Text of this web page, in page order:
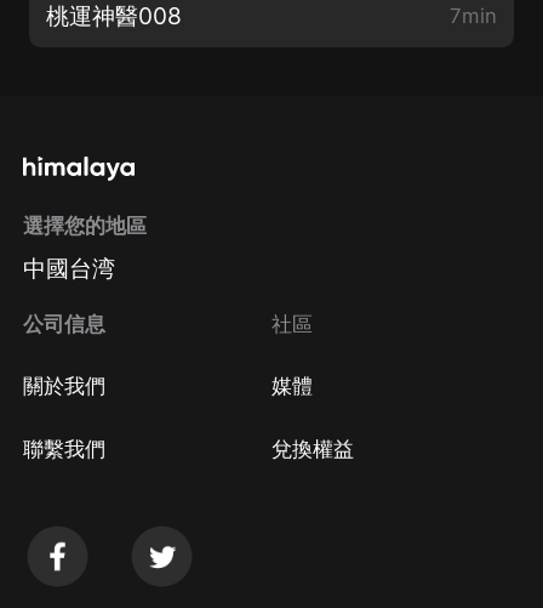
桃運神醫008 7min
選擇您的地區
中國台湾
公司信息
關於我們
聯繫我們
社區
媒體
兌換權益